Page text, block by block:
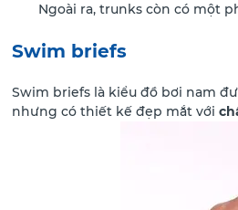
Ngoài ra, trunks còn có một
Swim briefs
Swim briefs là kiểu đồ bơi nam
nhưng có thiết kế đẹp mắt với